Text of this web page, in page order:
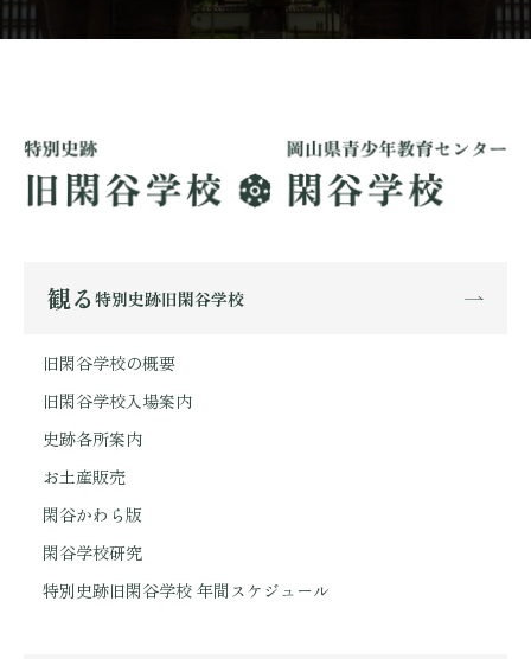
観る 特別史跡旧閑谷学校
旧閑谷学校の概要
旧閑谷学校入場案内
史跡各所案内
お土産販売
閑谷かわら版
閑谷学校研究
特別史跡旧閑谷学校 年間スケジュール